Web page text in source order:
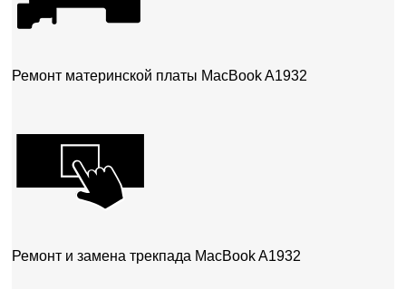
Ремонт материнской платы MacBook A1932
Ремонт и замена трекпада MacBook A1932